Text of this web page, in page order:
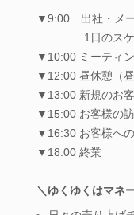
▼9:00 出社・メ
1日のスケジ
▼10:00 ミーティ
▼12:00 昼休憩（昼
▼13:00 新規のお
▼15:00 お客様の
▼16:30 お客様へ
▼18:00 終業
＼ゆくゆくはマネ